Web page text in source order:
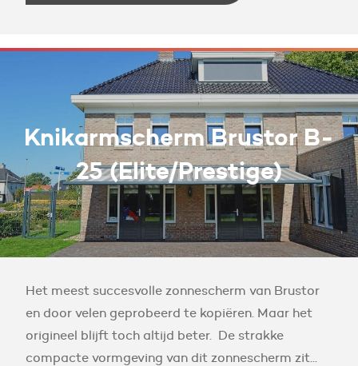
Knikarmscherm Brustor B-
25 (Elite/Prestige)
Het meest succesvolle zonnescherm van Brustor
en door velen geprobeerd te kopiëren. Maar het
origineel blijft toch altijd beter. De strakke
compacte vormgeving van dit zonnescherm zit...